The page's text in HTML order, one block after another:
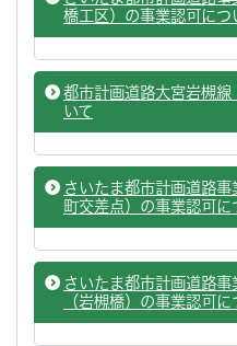
橋工区）の事業認可につ
都市計画道路大宮岩槻
いて
さいたま都市計画道路
町交差点）の事業認可に
さいたま都市計画道路
（岩槻橋）の事業認可に